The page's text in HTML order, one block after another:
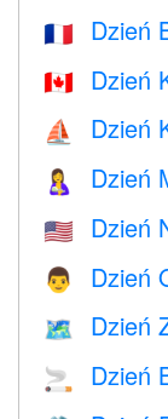
🇫🇷 Dzień
🇨🇦 Dzień
⛵️ Dzień
🤱 Dzień
🇺🇸 Dzień
👨 Dzień
🗺️ Dzień
🚬 Dzień